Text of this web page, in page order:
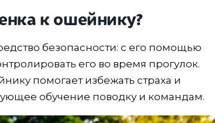
к ошейнику?
безопасности: с его помощью
его во время прогулок.
помогает избежать страха и
обучение поводку и командам.